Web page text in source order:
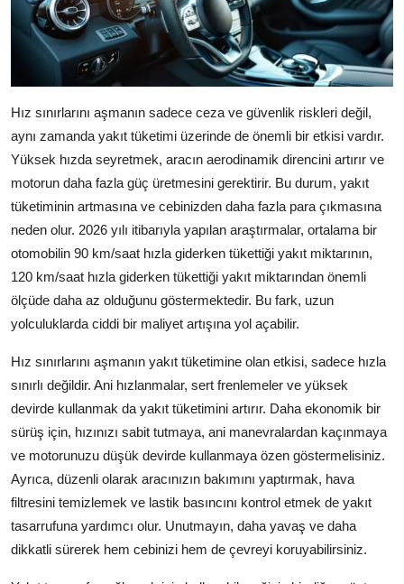
Hız sınırlarını aşmanın sadece ceza ve güvenlik riskleri değil,
aynı zamanda yakıt tüketimi üzerinde de önemli bir etkisi vardır.
Yüksek hızda seyretmek, aracın aerodinamik direncini artırır ve
motorun daha fazla güç üretmesini gerektirir. Bu durum, yakıt
tüketiminin artmasına ve cebinizden daha fazla para çıkmasına
neden olur. 2026 yılı itibarıyla yapılan araştırmalar, ortalama bir
otomobilin 90 km/saat hızla giderken tükettiği yakıt miktarının,
120 km/saat hızla giderken tükettiği yakıt miktarından önemli
ölçüde daha az olduğunu göstermektedir. Bu fark, uzun
yolculuklarda ciddi bir maliyet artışına yol açabilir.
Hız sınırlarını aşmanın yakıt tüketimine olan etkisi, sadece hızla
sınırlı değildir. Ani hızlanmalar, sert frenlemeler ve yüksek
devirde kullanmak da yakıt tüketimini artırır. Daha ekonomik bir
sürüş için, hızınızı sabit tutmaya, ani manevralardan kaçınmaya
ve motorunuzu düşük devirde kullanmaya özen göstermelisiniz.
Ayrıca, düzenli olarak aracınızın bakımını yaptırmak, hava
filtresini temizlemek ve lastik basıncını kontrol etmek de yakıt
tasarrufuna yardımcı olur. Unutmayın, daha yavaş ve daha
dikkatli sürerek hem cebinizi hem de çevreyi koruyabilirsiniz.